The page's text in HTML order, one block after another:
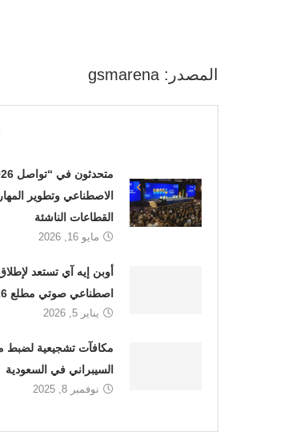
المصدر: gsmarena
الاصطناعي وتطوير
القطاعات الناشئة
مايو 16, 2026
أوبن إيه آي تستعد
اصطناعي صوتي مطلع 2026
يناير 5, 2026
مكافآت تشجيعية لضبط
السيبراني في السعودية
نوفمبر 8, 2025